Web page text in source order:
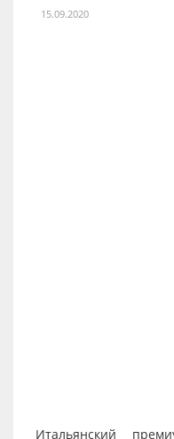
15.09.2020
Итальянский